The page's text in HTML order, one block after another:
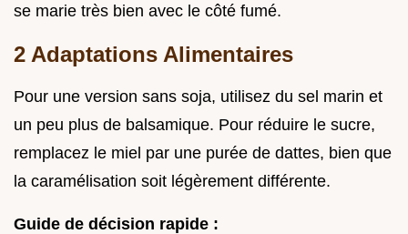
se marie très bien avec le côté fumé.
2 Adaptations Alimentaires
Pour une version sans soja, utilisez du sel marin et
un peu plus de balsamique. Pour réduire le sucre,
remplacez le miel par une purée de dattes, bien que
la caramélisation soit légèrement différente.
Guide de décision rapide :